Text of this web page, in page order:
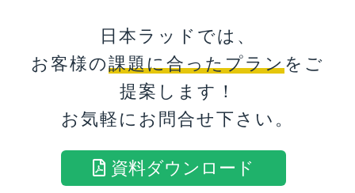
日本ラッドでは、
お客様の課題に合ったプランをご
提案します！
お気軽にお問合せ下さい。
資料ダウンロード